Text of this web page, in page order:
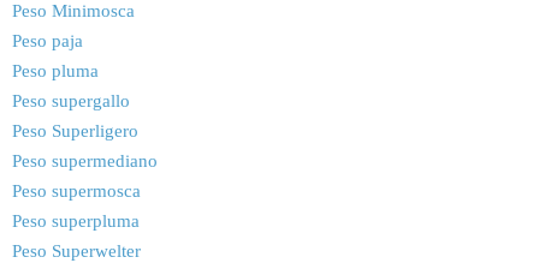
Peso Minimosca
Peso paja
Peso pluma
Peso supergallo
Peso Superligero
Peso supermediano
Peso supermosca
Peso superpluma
Peso Superwelter